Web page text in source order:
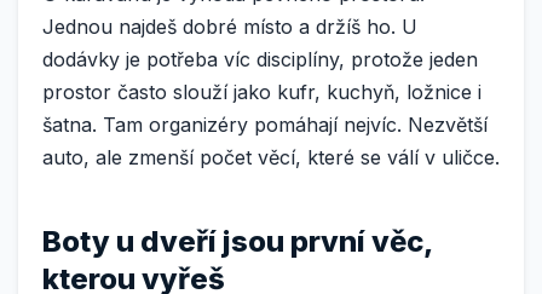
Jednou najdeš dobré místo a držíš ho. U
dodávky je potřeba víc disciplíny, protože jeden
prostor často slouží jako kufr, kuchyň, ložnice i
šatna. Tam organizéry pomáhají nejvíc. Nezvětší
auto, ale zmenší počet věcí, které se válí v uličce.
Boty u dveří jsou první věc,
kterou vyřeš